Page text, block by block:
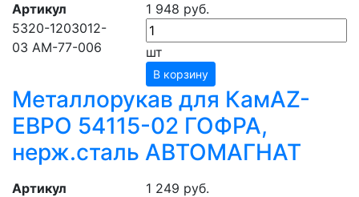
Артикул
5320-1203012-
03 АМ-77-006
1 948 руб.
шт
В корзину
Металлорукав для КамАZ-
ЕВРО 54115-02 ГОФРА,
нерж.сталь АВТОМАГНАТ
Артикул
1 249 руб.